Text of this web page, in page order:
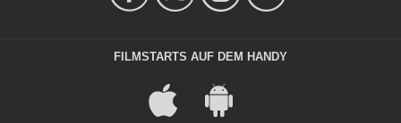
FILMSTARTS AUF DEM HANDY